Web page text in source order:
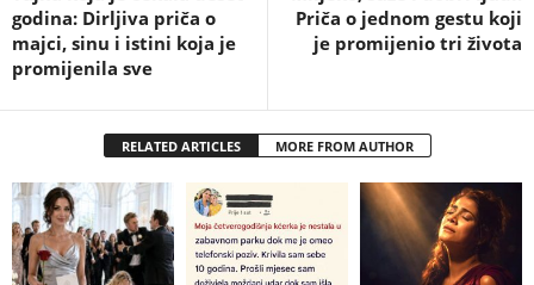
godina: Dirljiva priča o
majci, sinu i istini koja je
promijenila sve
Priča o jednom gestu koji
je promijenio tri života
RELATED ARTICLES MORE FROM AUTHOR